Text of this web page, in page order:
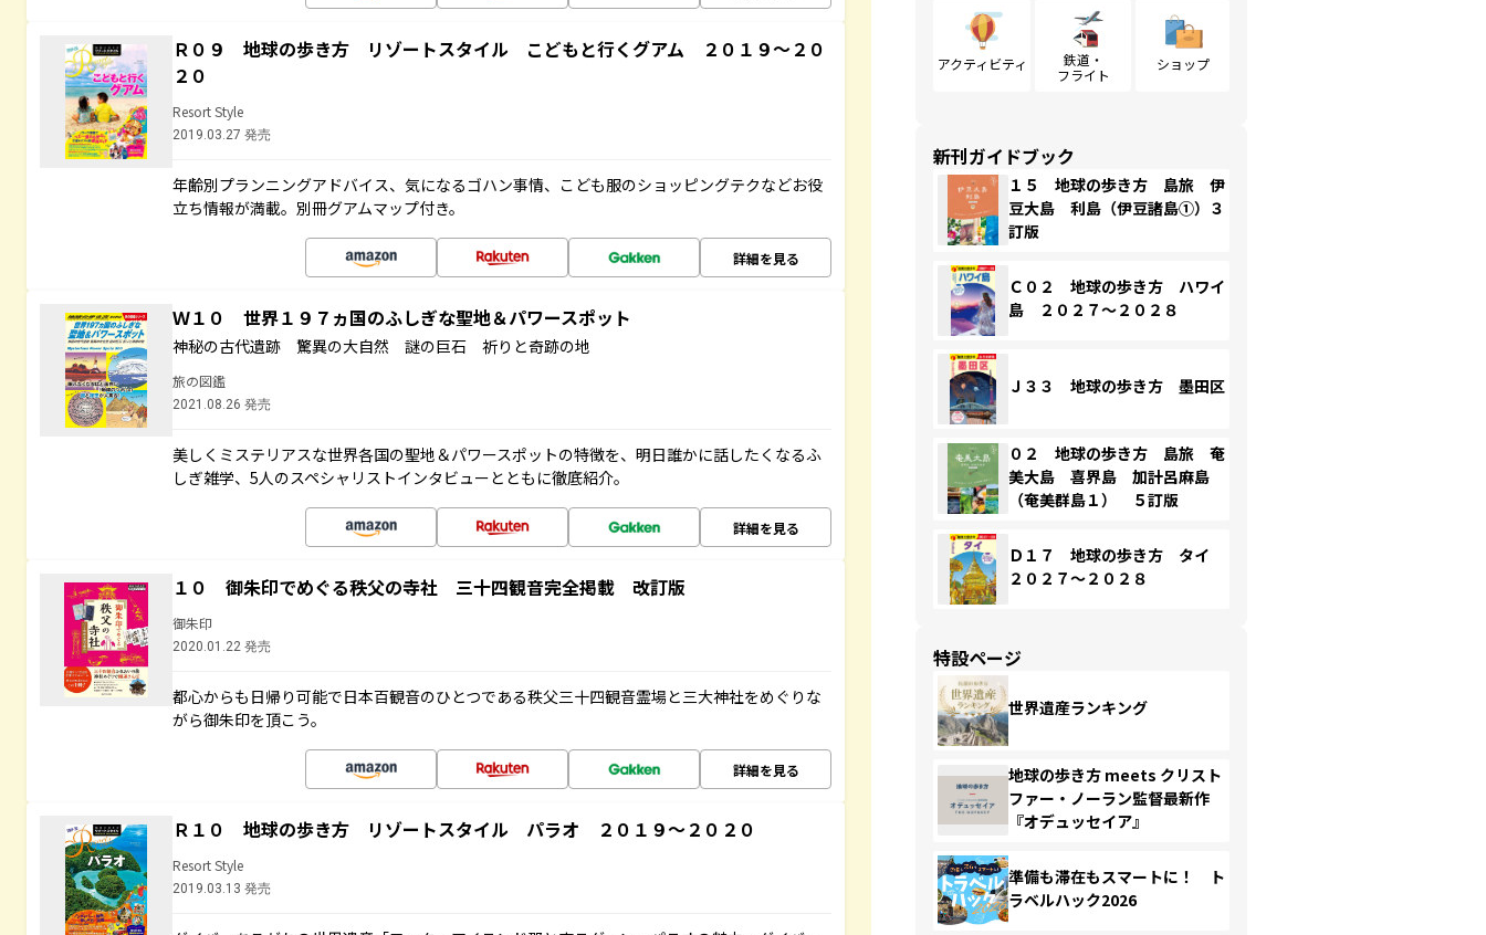
Ｒ０９ 地球の歩き方 リゾートスタイル こどもと行くグアム ２０１９～２０
２０
Resort Style
2019.03.27 発売
年齢別プランニングアドバイス、気になるゴハン事情、こども服のショッピングテクなどお役
立ち情報が満載。別冊グアムマップ付き。
詳細を見る
Ｗ１０ 世界１９７ヵ国のふしぎな聖地＆パワースポット
神秘の古代遺跡 驚異の大自然 謎の巨石 祈りと奇跡の地
旅の図鑑
2021.08.26 発売
美しくミステリアスな世界各国の聖地＆パワースポットの特徴を、明日誰かに話したくなるふ
しぎ雑学、5人のスペシャリストインタビューとともに徹底紹介。
詳細を見る
１０ 御朱印でめぐる秩父の寺社 三十四観音完全掲載 改訂版
御朱印
2020.01.22 発売
都心からも日帰り可能で日本百観音のひとつである秩父三十四観音霊場と三大神社をめぐりな
がら御朱印を頂こう。
詳細を見る
Ｒ１０ 地球の歩き方 リゾートスタイル パラオ ２０１９～２０２０
Resort Style
2019.03.13 発売
アクティビティ
鉄道・
フライト
ショップ
新刊ガイドブック
１５ 地球の歩き方 島旅 伊
豆大島 利島（伊豆諸島①）３
訂版
Ｃ０２ 地球の歩き方 ハワイ
島 ２０２７～２０２８
Ｊ３３ 地球の歩き方 墨田区
０２ 地球の歩き方 島旅 奄
美大島 喜界島 加計呂麻島
（奄美群島１） ５訂版
Ｄ１７ 地球の歩き方 タイ
２０２７～２０２８
特設ページ
世界遺産ランキング
地球の歩き方 meets クリスト
ファー・ノーラン監督最新作
『オデュッセイア』
準備も滞在もスマートに！ ト
ラベルハック2026